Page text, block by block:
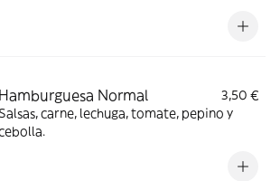
Hamburguesa Normal
3,50 €
Salsas, carne, lechuga, tomate, pepino y